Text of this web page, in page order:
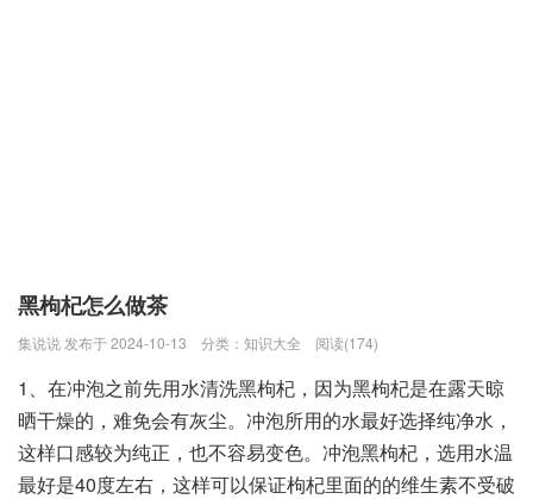
黑枸杞怎么做茶
集说说 发布于 2024-10-13 分类： 知识大全 阅读(174)
1、在冲泡之前先用水清洗黑枸杞，因为黑枸杞是在露天晾
晒干燥的，难免会有灰尘。冲泡所用的水最好选择纯净水，
这样口感较为纯正，也不容易变色。冲泡黑枸杞，选用水温
最好是40度左右，这样可以保证枸杞里面的的维生素不受破